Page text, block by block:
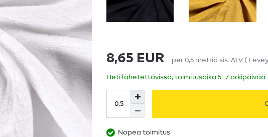
8,65 EUR per 0,5 metriä sis. ALV (
Heti lähetettävissä, toimitusaika 5–7 arkipäivää
Nopea toimitus